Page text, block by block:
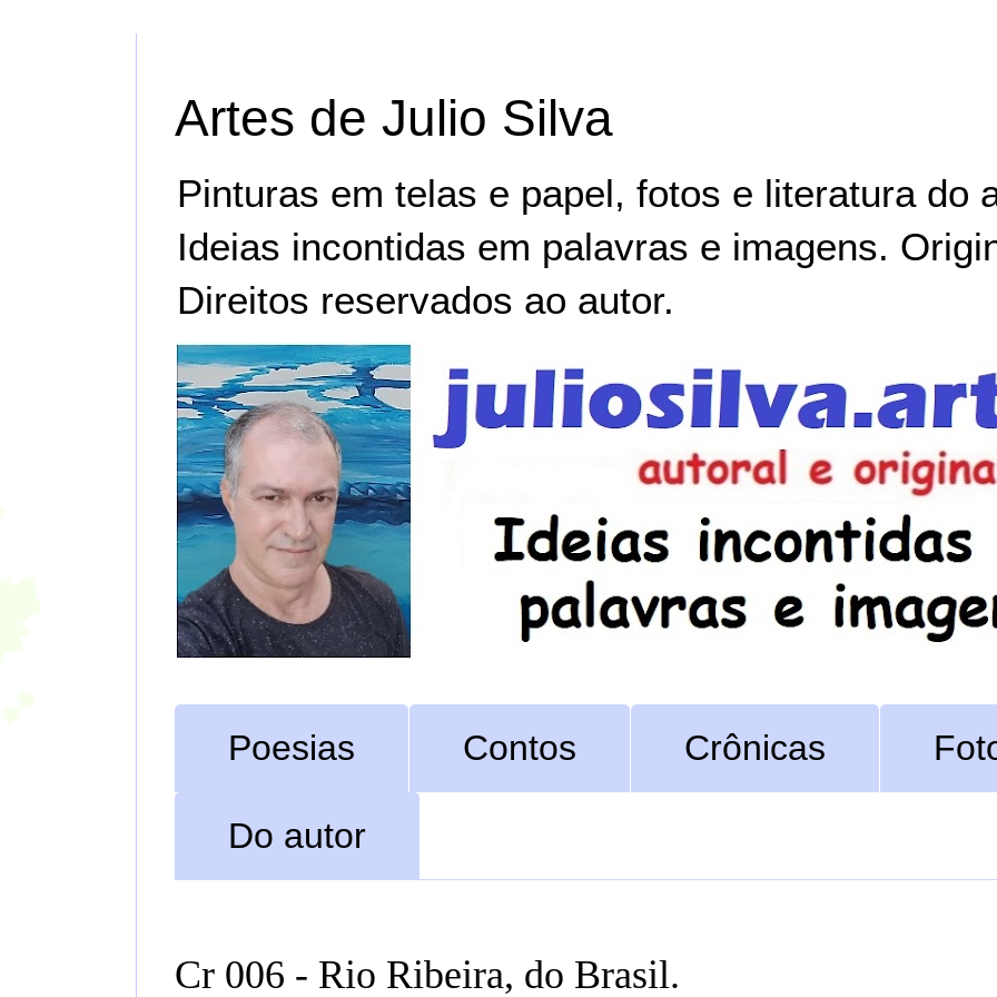
Artes de Julio Silva
Pinturas em telas e papel, fotos e literatura do
Ideias incontidas em palavras e imagens.
Direitos reservados ao autor.
Poesias Contos Crônicas
Do autor
Cr 006 - Rio Ribeira, do Brasil.